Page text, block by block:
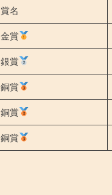
賞名
金賞
銀賞
銅賞
銅賞
銅賞